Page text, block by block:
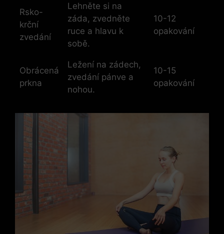
Rsko-
krční
zvedání
Lehněte si na
záda, zvedněte
ruce a hlavu k
sobě.
10-12
opakování
Obrácená
prkna
Ležení na zádech,
zvedání pánve a
nohou.
10-15
opakování